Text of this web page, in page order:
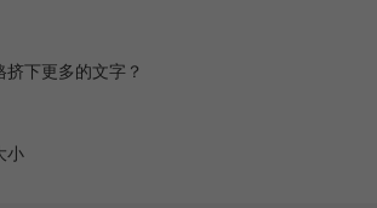
挤下更多的文字？
小